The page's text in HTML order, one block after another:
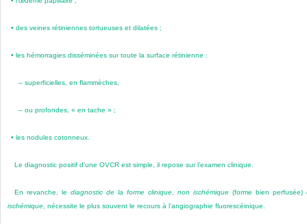
•des veines rétiniennes tortueuses et dilatées ;
•les hémorragies disséminées sur toute la surface rétinienne :
– superficielles, en flammèches,
– ou profondes, « en tache » ;
•lesnodules cotonneux.
Le diagnostic positif d’une OVCR est simple, il repose sur l’examen clinique.
En revanche, lediagnostic de la forme clinique ,non ischémique (forme bien perfusée)
ischémique , nécessite le plus souvent le recours à l’angiographie fluorescéinique.